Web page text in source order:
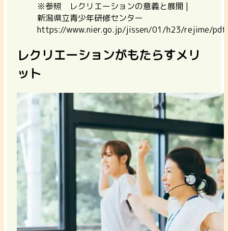
※参照 レクリエーションの意義と展開 |
新潟県立青少年研修センター
https://www.nier.go.jp/jissen/01/h23/rejime/
レクリエーションがもたらすメリ
ット